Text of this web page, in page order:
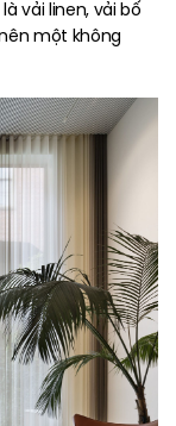
vải linen, vải bố
một không